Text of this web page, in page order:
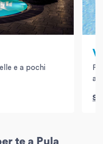
e a pochi
te a Pula